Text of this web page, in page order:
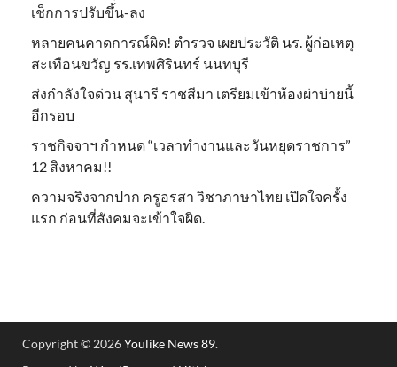
เช็กการปรับขึ้น-ลง
หลายคนคาดการณ์ผิด! ตำรวจ เผยประวัติ นร. ผู้ก่อเหตุ
สะเทือนขวัญ รร.เทพศิรินทร์ นนทบุรี
ส่งกำลังใจด่วน สุนารี ราชสีมา เตรียมเข้าห้องผ่าบ่ายนี้
อีกรอบ
ราชกิจจาฯ กำหนด “เวลาทำงานและวันหยุดราชการ”
12 สิงหาคม!!
ความจริงจากปาก ครูอรสา วิชาภาษาไทย เปิดใจครั้ง
แรก ก่อนที่สังคมจะเข้าใจผิด.
Copyright © 2026Youlike News 89.